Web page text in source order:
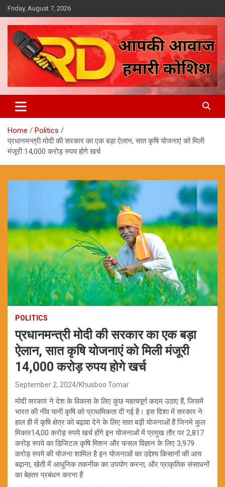
Skip
to
content
Friday, August 7, 2026
Reporter Diaries
Home
Politics
प्रधानमन्त्री मोदी की सरकार का एक बड़ा ऐलान, सात कृषि योजनाएं को मिली
मंजूरी 14,000 करोड़ रुपय होगे खर्च
POLITICS
प्रधानमन्त्री मोदी की सरकार का एक बड़ा
ऐलान, सात कृषि योजनाएं को मिली मंजूरी
14,000 करोड़ रुपय होगे खर्च
September 2, 2024 Khusboo Tomar
मोदी सरकार ने देश के विकास के लिए कुछ महत्वपूर्ण कदम उठाए हैं, जिसमें
भारत की नींव यानी कृषि को प्राथमिकता दी गई है। इस दिशा में सरकार ने
हाल ही में कृषि क्षेत्र को बढ़ावा देने के लिए सात बड़ी योजनाओं हैं जिनमे कुल
मिकार14,00 करोड़ रुपये खर्च होंगे इन योजनाओं में प्रमुख तौर पर 2,817
करोड़ रुपये का डिजिटल कृषि मिशन और फसल विज्ञान के लिए 3,979
करोड़ रुपये की योजना शामिल है इन योजनाओं का उद्देश्य किसानों की आय
बढ़ाना, खेती में आधुनिक तकनीक का उपयोग करना, और प्राकृतिक संसाधनों
का बेहतर प्रबंधन करना हैं